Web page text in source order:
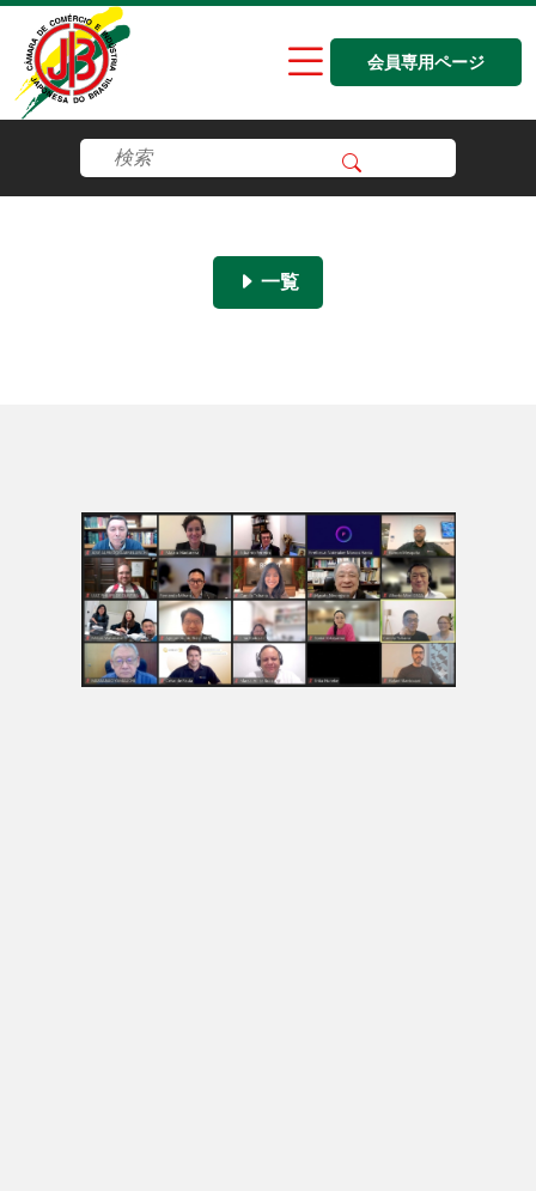
会員専用ページ
一覧